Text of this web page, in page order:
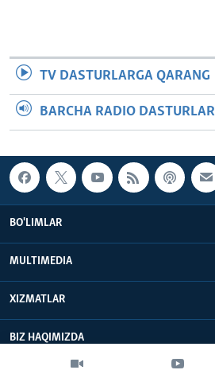
TV DASTURLARGA QARANG
BARCHA RADIO DASTURLAR
BO'LIMLAR
MULTIMEDIA
XIZMATLAR
BIZ HAQIMIZDA